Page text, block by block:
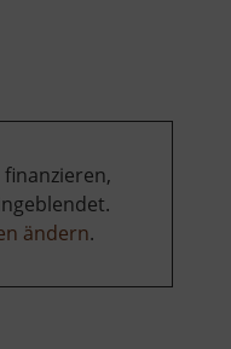
ändern.